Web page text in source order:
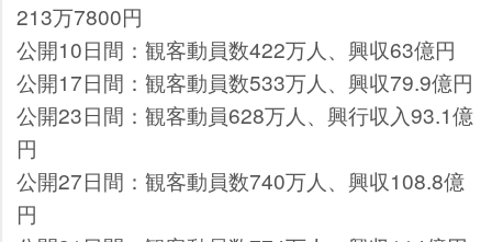
213万7800円
公開10日間：観客動員数422万人、興収63億円
公開17日間：観客動員数533万人、興収79.9億円
公開23日間：観客動員628万人、興行収入93.1億
円
公開27日間：観客動員数740万人、興収108.8億
円